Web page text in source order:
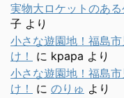
実物大ロケットのあ
子 より
小さな遊園地！福島
け！
に kpapa より
小さな遊園地！福島
け！
に のりゅ より